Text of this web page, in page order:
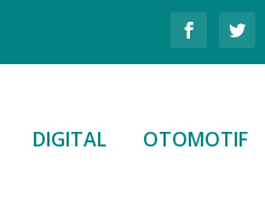
DIGITAL OTOMOTIF